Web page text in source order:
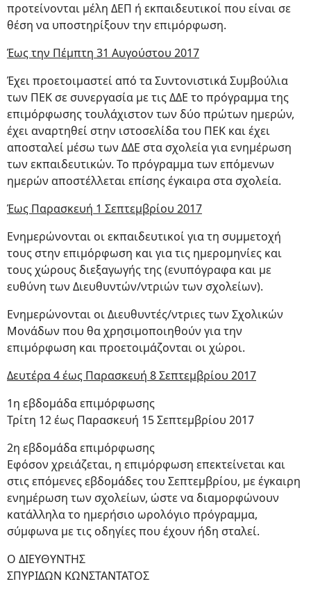
προτείνονται μέλη ΔΕΠ ή εκπαιδευτικοί που είναι σε
θέση να υποστηρίξουν την επιμόρφωση.
Έως την Πέμπτη 31 Αυγούστου 2017
Έχει προετοιμαστεί από τα Συντονιστικά Συμβούλια
των ΠΕΚ σε συνεργασία με τις ΔΔΕ το πρόγραμμα της
επιμόρφωσης τουλάχιστον των δύο πρώτων ημερών,
έχει αναρτηθεί στην ιστοσελίδα του ΠΕΚ και έχει
αποσταλεί μέσω των ΔΔΕ στα σχολεία για ενημέρωση
των εκπαιδευτικών. Το πρόγραμμα των επόμενων
ημερών αποστέλλεται επίσης έγκαιρα στα σχολεία.
Έως Παρασκευή 1 Σεπτεμβρίου 2017
Ενημερώνονται οι εκπαιδευτικοί για τη συμμετοχή
τους στην επιμόρφωση και για τις ημερομηνίες και
τους χώρους διεξαγωγής της (ενυπόγραφα και με
ευθύνη των Διευθυντών/ντριών των σχολείων).
Ενημερώνονται οι Διευθυντές/ντριες των Σχολικών
Μονάδων που θα χρησιμοποιηθούν για την
επιμόρφωση και προετοιμάζονται οι χώροι.
Δευτέρα 4 έως Παρασκευή 8 Σεπτεμβρίου 2017
1η εβδομάδα επιμόρφωσης
Τρίτη 12 έως Παρασκευή 15 Σεπτεμβρίου 2017
2η εβδομάδα επιμόρφωσης
Εφόσον χρειάζεται, η επιμόρφωση επεκτείνεται και
στις επόμενες εβδομάδες του Σεπτεμβρίου, με έγκαιρη
ενημέρωση των σχολείων, ώστε να διαμορφώνουν
κατάλληλα το ημερήσιο ωρολόγιο πρόγραμμα,
σύμφωνα με τις οδηγίες που έχουν ήδη σταλεί.
Ο ΔΙΕΥΘΥΝΤΗΣ
ΣΠΥΡΙΔΩΝ ΚΩΝΣΤΑΝΤΑΤΟΣ